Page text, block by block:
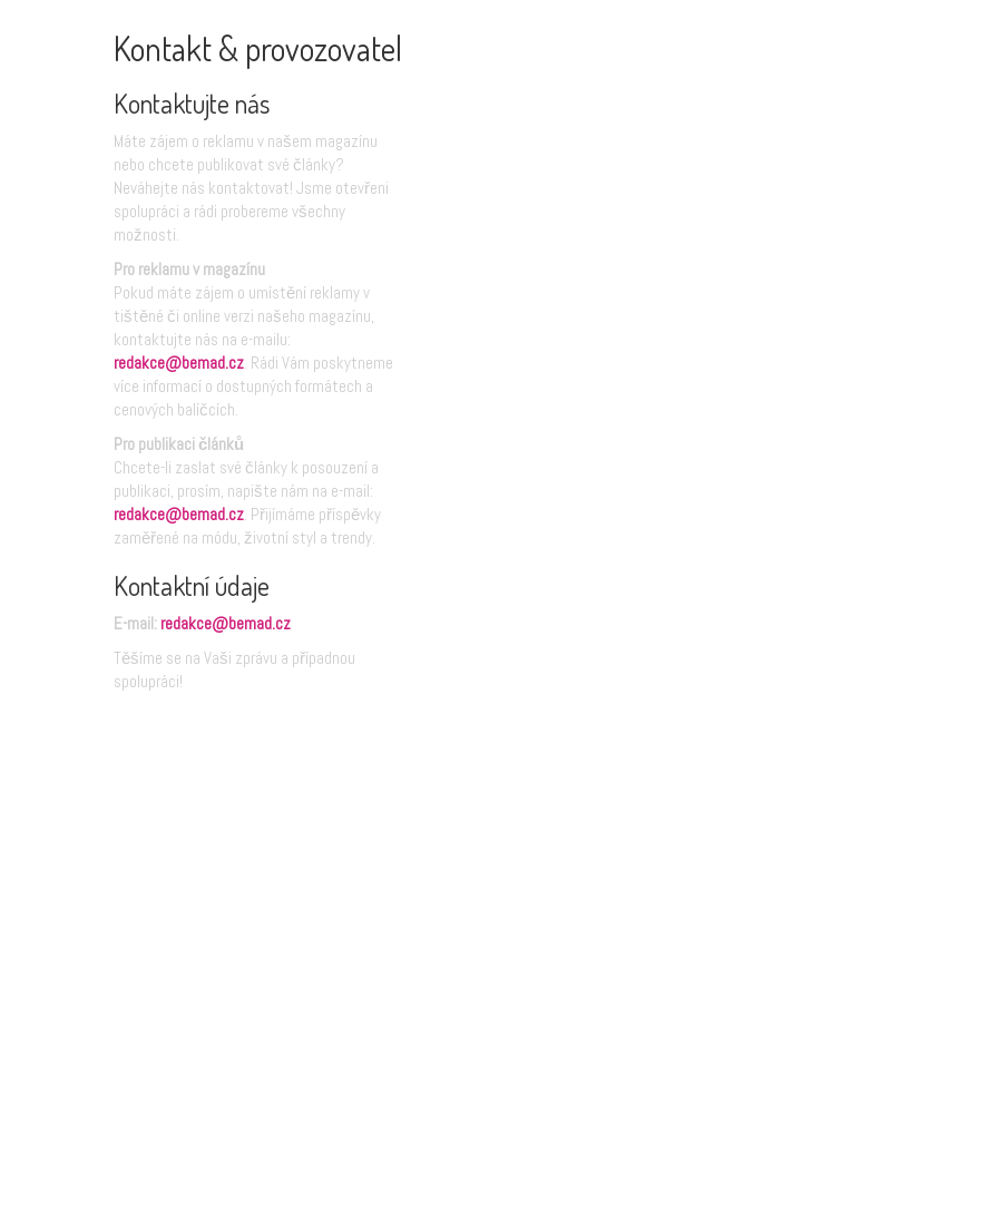
Kontakt & provozovatel
Kontaktujte nás
Máte zájem o reklamu v našem magazínu
nebo chcete publikovat své články?
Neváhejte nás kontaktovat! Jsme otevřeni
spolupráci a rádi probereme všechny
možnosti.
Pro reklamu v magazínu
Pokud máte zájem o umístění reklamy v
tištěné či online verzi našeho magazínu,
kontaktujte nás na e-mailu:
redakce@bemad.cz . Rádi Vám poskytneme
více informací o dostupných formátech a
cenových balíčcích.
Pro publikaci článků
Chcete-li zaslat své články k posouzení a
publikaci, prosím, napište nám na e-mail:
redakce@bemad.cz . Přijímáme příspěvky
zaměřené na módu, životní styl a trendy.
Kontaktní údaje
E-mail: redakce@bemad.cz
Těšíme se na Vaši zprávu a případnou
spolupráci!